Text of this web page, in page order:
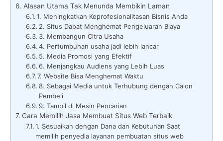
Alasan Utama Tak Menunda Membikin Laman
1. Meningkatkan Keprofesionalitasan Bisnis Anda
2. Situs Dapat Menghemat Pengeluaran Biaya
3. Membangun Citra Usaha
4. Pertumbuhan usaha jadi lebih lancar
5. Media Promosi yang Efektif
6. Menjangkau Audiens yang Lebih Luas
7. Website Bisa Menghemat Waktu
8. Sebagai Media untuk Terhubung dengan Calon
Pembeli
9. Tampil di Mesin Pencarian
Cara Memilih Jasa Membuat Situs Web Terbaik
1. Sesuaikan dengan Dana dan Kebutuhan Saat
memilih penyedia layanan pembuatan situs web